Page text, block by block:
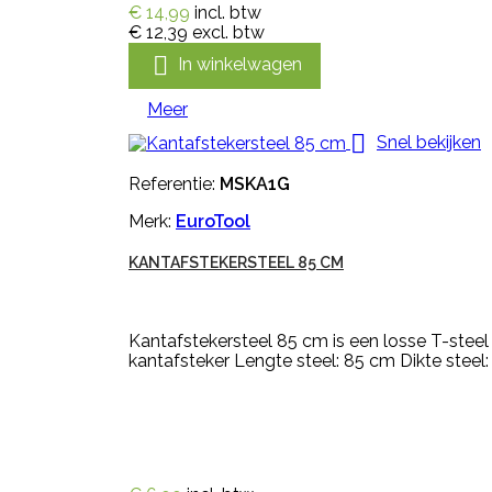
€ 14,99 incl. btw
€ 12,39 excl. btw
 In winkelwagen
Meer
 Snel bekijken
Referentie: MSKA1G
Merk: EuroTool
KANTAFSTEKERSTEEL 85 CM
Kantafstekersteel 85 cm is een losse T-
kantafsteker Lengte steel: 85 cm Dikte